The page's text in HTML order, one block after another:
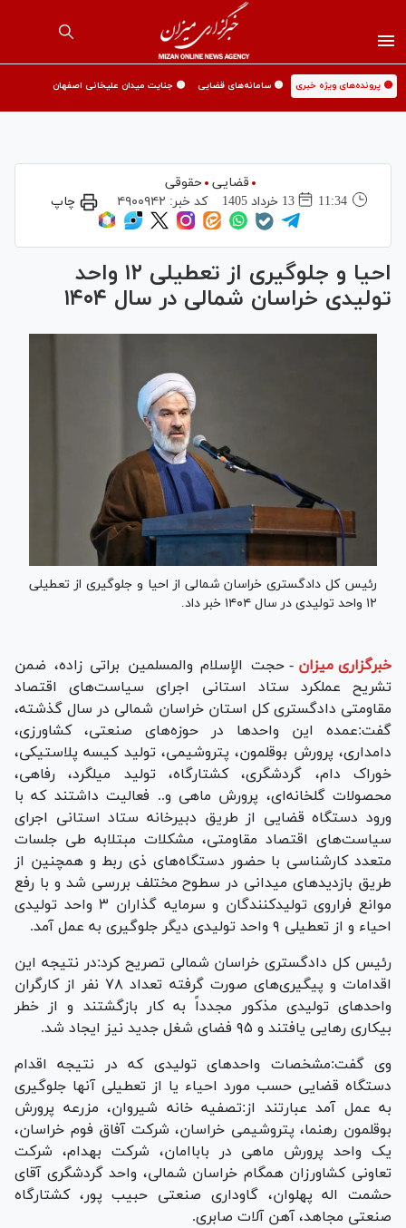
🟡 پرونده‌های ویژه خبری 🟡 سامانه‌های قضایی 🟡 جنایت میدان علیخانی اصفهان
قضایی حقوقی
11:34
13 خرداد 1405 کد خبر: ۴۹۰۰۹۴۲ چاپ
احیا و جلوگیری از تعطیلی ۱۲ واحد
تولیدی خراسان شمالی در سال ۱۴۰۴
رئیس کل دادگستری خراسان شمالی از احیا و جلوگیری از تعطیلی
۱۲ واحد تولیدی در سال ۱۴۰۴ خبر داد.
خبرگزاری میزان - حجت الإسلام والمسلمین براتی زاده، ضمن
تشریح عملکرد ستاد استانی اجرای سیاست‌های اقتصاد
مقاومتی دادگستری کل استان خراسان شمالی در سال گذشته،
گفت:عمده این واحد‌ها در حوزه‌های صنعتی، کشاورزی،
دامداری، پرورش بوقلمون، پتروشیمی، تولید کیسه پلاستیکی،
خوراک دام، گردشگری، کشتارگاه، تولید میلگرد، رفاهی،
محصولات گلخانه‌ای، پرورش ماهی و.. فعالیت داشتند که با
ورود دستگاه قضایی از طریق دبیرخانه ستاد استانی اجرای
سیاست‌های اقتصاد مقاومتی، مشکلات مبتلابه طی جلسات
متعدد کارشناسی با حضور دستگاه‌های ذی ربط و همچنین از
طریق بازدید‌های میدانی در سطوح مختلف بررسی شد و با رفع
موانع فراروی تولیدکنندگان و سرمایه گذاران ۳ واحد تولیدی
احیاء و از تعطیلی ۹ واحد تولیدی دیگر جلوگیری به عمل آمد.
رئیس کل دادگستری خراسان شمالی تصریح کرد:در نتیجه این
اقدامات و پیگیری‌های صورت گرفته تعداد ۷۸ نفر از کارگران
واحد‌های تولیدی مذکور مجدداً به کار بازگشتند و از خطر
بیکاری رهایی یافتند و ۹۵ فضای شغل جدید نیز ایجاد شد.
وی گفت:مشخصات واحد‌های تولیدی که در نتیجه اقدام
دستگاه قضایی حسب مورد احیاء یا از تعطیلی آنها جلوگیری
به عمل آمد عبارتند از:تصفیه خانه شیروان، مزرعه پرورش
بوقلمون رهنما، پتروشیمی خراسان، شرکت آفاق فوم خراسان،
یک واحد پرورش ماهی در باباامان، شرکت بهدام، شرکت
تعاونی کشاورزان همگام خراسان شمالی، واحد گردشگری آقای
حشمت اله پهلوان، گاوداری صنعتی حبیب پور، کشتارگاه
صنعتی مجاهد، آهن آلات صابری.